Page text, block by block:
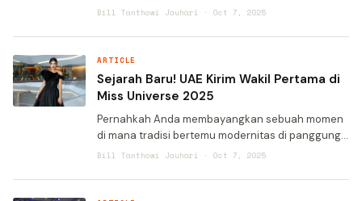
setiap tahun hanya perubahan kecil yang hampir
raksasa teknologi asal
Bill Tanthowi Jauhari · Oct 7, 2025
ARTICLE
Sejarah Baru! UAE Kirim Wakil Pertama di
Miss Universe 2025
Pernahkah Anda membayangkan sebuah momen
di mana tradisi bertemu modernitas di panggung
dunia? Sebuah peristiwa bersejarah sedang
pertama kalinya sejak ko
Bill Tanthowi Jauhari · Oct 7, 2025